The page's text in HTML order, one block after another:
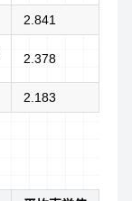
2.841
2.378
2.183